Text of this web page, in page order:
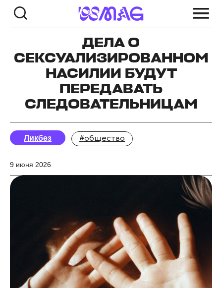
ДЕЛА О
СЕКСУАЛИЗИРОВАННОМ
НАСИЛИИ БУДУТ
ПЕРЕДАВАТЬ
СЛЕДОВАТЕЛЬНИЦАМ
Ликбез #общество
9 июня 2026